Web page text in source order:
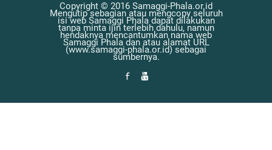
Copyright © 2016 Samaggi-Phala.or.id
Mengutip sebagian atau mengcopy seluruh
isi web Samaggi Phala dapat dilakukan
tanpa minta ijin terlebih dahulu, namun
hendaknya mencantumkan nama web
Samaggi Phala dan atau alamat URL
(www.samaggi-phala.or.id) sebagai
sumbernya.